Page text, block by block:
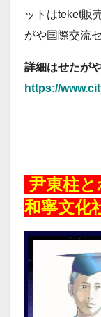
ットはteket販
がや国際交流
詳細はせたが
https://
尹東柱
和寧文化